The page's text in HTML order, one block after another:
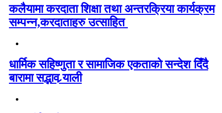
कलैयामा करदाता शिक्षा तथा अन्तरक्रिया कार्यक्रम
सम्पन्न,करदाताहरु उत्साहित
धार्मिक सहिष्णुता र सामाजिक एकताको सन्देश दिँदै
बारामा सद्भाव र्‍याली